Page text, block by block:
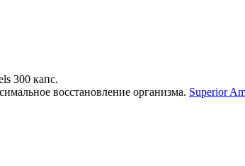
300 капс.
восстановление организма. Superior